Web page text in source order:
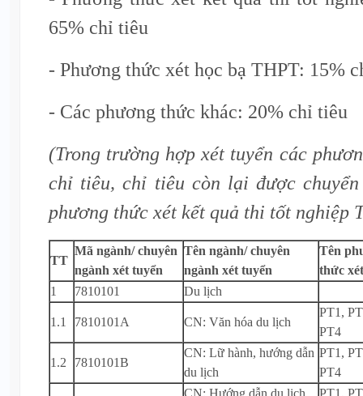
65% chỉ tiêu
- Phương thức xét học bạ THPT: 15%
- Các phương thức khác: 20% chỉ tiêu
(Trong trường hợp xét tuyển các
chỉ tiêu, chỉ tiêu còn lại được chuyển
phương thức xét kết quả thi tốt nghiệp
TT
Mã ngành/ chuyên
ngành xét tuyển
Tên ngành/ chuyên
ngành xét tuyển
Tên
thức
1
7810101 Du lịch
1.1 7810101A CN: Văn hóa du lịch
PT1,
PT4
1.2 7810101B
CN: Lữ hành, hướng dẫn
du lịch
PT1,
PT4
CN: Hướng dẫn du lịch
PT1,